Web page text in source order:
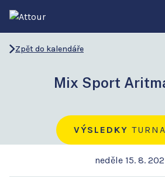
Zpět do kalendáře
Mix Sport
VÝSLEDKY
neděle 15. 8.